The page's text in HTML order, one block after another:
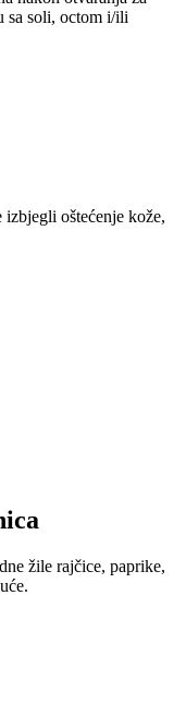
sa soli, octom i/ili
oštećenje kože,
žile rajčice, paprike,